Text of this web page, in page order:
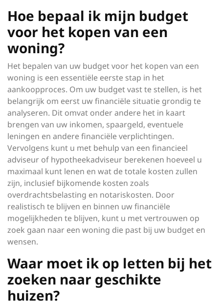
Hoe bepaal ik mijn budget
voor het kopen van een
woning?
Het bepalen van uw budget voor het kopen van een
woning is een essentiële eerste stap in het
aankoopproces. Om uw budget vast te stellen, is het
belangrijk om eerst uw financiële situatie grondig te
analyseren. Dit omvat onder andere het in kaart
brengen van uw inkomen, spaargeld, eventuele
leningen en andere financiële verplichtingen.
Vervolgens kunt u met behulp van een financieel
adviseur of hypotheekadviseur berekenen hoeveel u
maximaal kunt lenen en wat de totale kosten zullen
zijn, inclusief bijkomende kosten zoals
overdrachtsbelasting en notariskosten. Door
realistisch te blijven en binnen uw financiële
mogelijkheden te blijven, kunt u met vertrouwen op
zoek gaan naar een woning die past bij uw budget en
wensen.
Waar moet ik op letten bij het
zoeken naar geschikte
huizen?